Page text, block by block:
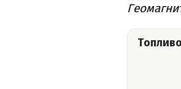
Топливо